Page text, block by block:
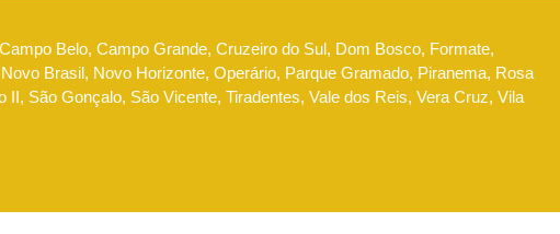
Belo, Campo Grande, Cruzeiro do Sul, Dom Bosco, Formate,
Brasil, Novo Horizonte, Operário, Parque Gramado, Piranema, Rosa
São Gonçalo, São Vicente, Tiradentes, Vale dos Reis, Vera Cruz, Vila